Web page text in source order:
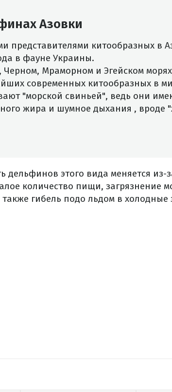
Азовки
представителями китообразных в
в фауне Украины.
Черном, Мраморном и Эгейском
современных китообразных в
"морской свиньей", ведь они
жира и шумное дыхания , вроде
дельфинов этого вида меняется из-
количество пищи, загрязнение
гибель подо льдом в